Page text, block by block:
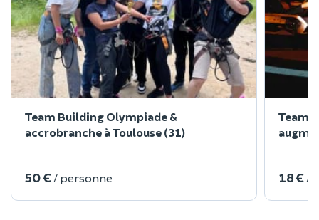
Team Building Olympiade &
accrobranche à Toulouse (31)
50 € / personne
Team
18 € /